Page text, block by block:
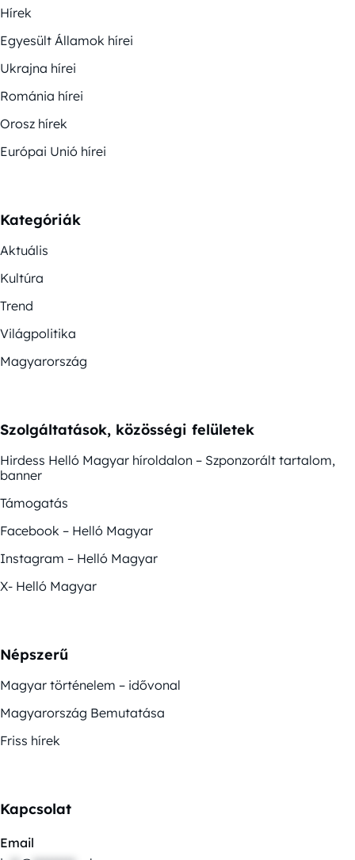
Hírek
Egyesült Államok hírei
Ukrajna hírei
Románia hírei
Orosz hírek
Európai Unió hírei
Kategóriák
Aktuális
Kultúra
Trend
Világpolitika
Magyarország
Szolgáltatások, közösségi felületek
Hirdess Helló Magyar híroldalon – Szponzorált tartalom,
banner
Támogatás
Facebook – Helló Magyar
Instagram – Helló Magyar
X- Helló Magyar
Népszerű
Magyar történelem – idővonal
Magyarország Bemutatása
Friss hírek
Kapcsolat
Email